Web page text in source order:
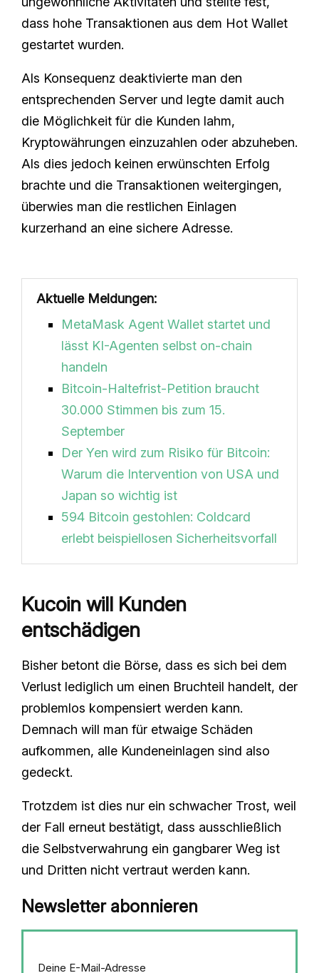
dass hohe Transaktionen aus dem Hot Wallet
gestartet wurden.
Als Konsequenz deaktivierte man den
entsprechenden Server und legte damit auch
die Möglichkeit für die Kunden lahm,
Kryptowährungen einzuzahlen oder abzuheben.
Als dies jedoch keinen erwünschten Erfolg
brachte und die Transaktionen weitergingen,
überwies man die restlichen Einlagen
kurzerhand an eine sichere Adresse.
Aktuelle Meldungen:
MetaMask Agent Wallet startet und
lässt KI-Agenten selbst on-chain
handeln
Bitcoin-Haltefrist-Petition braucht
30.000 Stimmen bis zum 15.
September
Der Yen wird zum Risiko für Bitcoin:
Warum die Intervention von USA und
Japan so wichtig ist
594 Bitcoin gestohlen: Coldcard
erlebt beispiellosen Sicherheitsvorfall
Kucoin will Kunden
entschädigen
Bisher betont die Börse, dass es sich bei dem
Verlust lediglich um einen Bruchteil handelt, der
problemlos kompensiert werden kann.
Demnach will man für etwaige Schäden
aufkommen, alle Kundeneinlagen sind also
gedeckt.
Trotzdem ist dies nur ein schwacher Trost, weil
der Fall erneut bestätigt, dass ausschließlich
die Selbstverwahrung ein gangbarer Weg ist
und Dritten nicht vertraut werden kann.
Newsletter abonnieren